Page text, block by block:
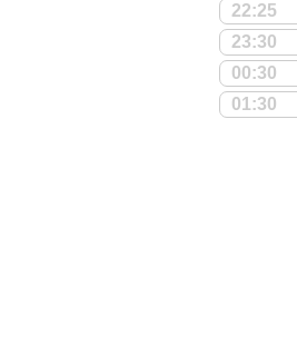
22:25
23:30
00:30
01:30